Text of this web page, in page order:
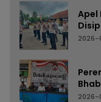
Apel
2026-
Ikuti
2026-